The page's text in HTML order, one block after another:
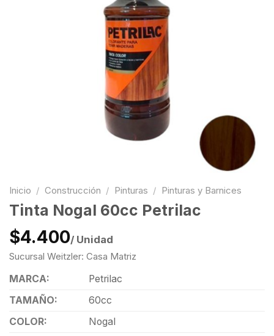
Inicio / Construcción / Pinturas / Pinturas y Barnices
Tinta Nogal 60cc Petrilac
$4.400/ Unidad
Sucursal Weitzler: Casa Matriz
MARCA:
Petrilac
TAMAÑO:
60cc
COLOR:
Nogal